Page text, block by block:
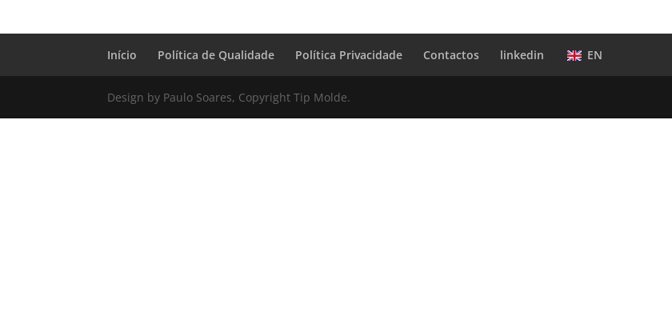
Início Política de Qualidade Política Privacidade Contactos linkedin EN
Design by Paulo Soares, Copyright Tip Molde.